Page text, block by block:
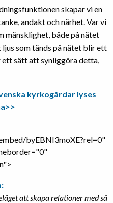
skapar vi en
andakt och närhet. Var vi
mänsklighet, både på nätet
som tänds på nätet blir ett
ett sätt att synliggöra detta,
kyrkogårdar lyses
byEBNI3moXE?rel=0"
att skapa relationer med så